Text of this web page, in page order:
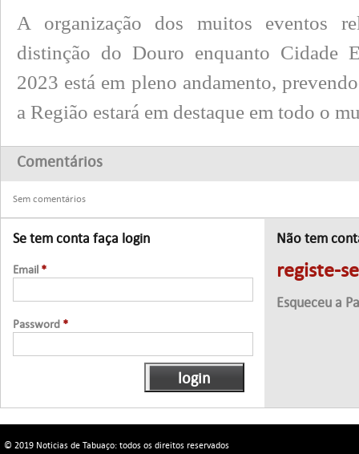
A organização dos muitos eventos
distinção do Douro enquanto Cidade
2023 está em pleno andamento,
a Região estará em destaque em todo o
Comentários
Sem comentários
Se tem conta faça login
Email *
Password *
Não tem
registe-
Esqueceu a
© 2019 Noticias de Tabuaço: todos os direitos reservados